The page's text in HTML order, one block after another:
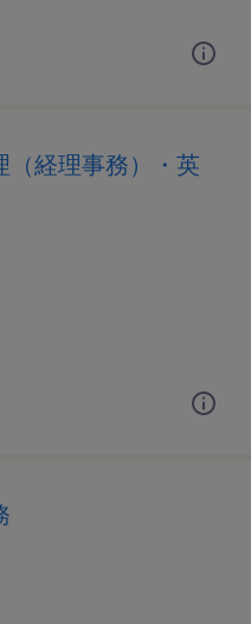
（経理事務）・英